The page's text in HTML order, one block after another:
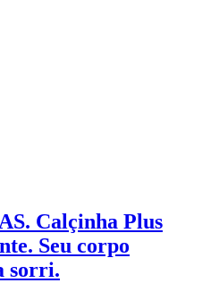
Calçinha Plus
Seu corpo
sorri.